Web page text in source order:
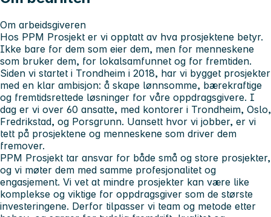
Om arbeidsgiveren
Hos PPM Prosjekt er vi opptatt av hva prosjektene betyr.
Ikke bare for dem som eier dem, men for menneskene
som bruker dem, for lokalsamfunnet og for fremtiden.
Siden vi startet i Trondheim i 2018, har vi bygget prosjekter
med en klar ambisjon: å skape lønnsomme, bærekraftige
og fremtidsrettede løsninger for våre oppdragsgivere. I
dag er vi over 60 ansatte, med kontorer i Trondheim, Oslo,
Fredrikstad, og Porsgrunn. Uansett hvor vi jobber, er vi
tett på prosjektene og menneskene som driver dem
fremover.
PPM Prosjekt tar ansvar for både små og store prosjekter,
og vi møter dem med samme profesjonalitet og
engasjement. Vi vet at mindre prosjekter kan være like
komplekse og viktige for oppdragsgiver som de største
investeringene. Derfor tilpasser vi team og metode etter